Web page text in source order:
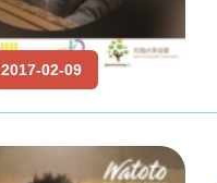
2017-02-09